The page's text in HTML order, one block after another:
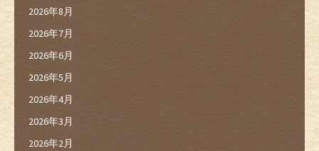
2026年8月
2026年7月
2026年6月
2026年5月
2026年4月
2026年3月
2026年2月